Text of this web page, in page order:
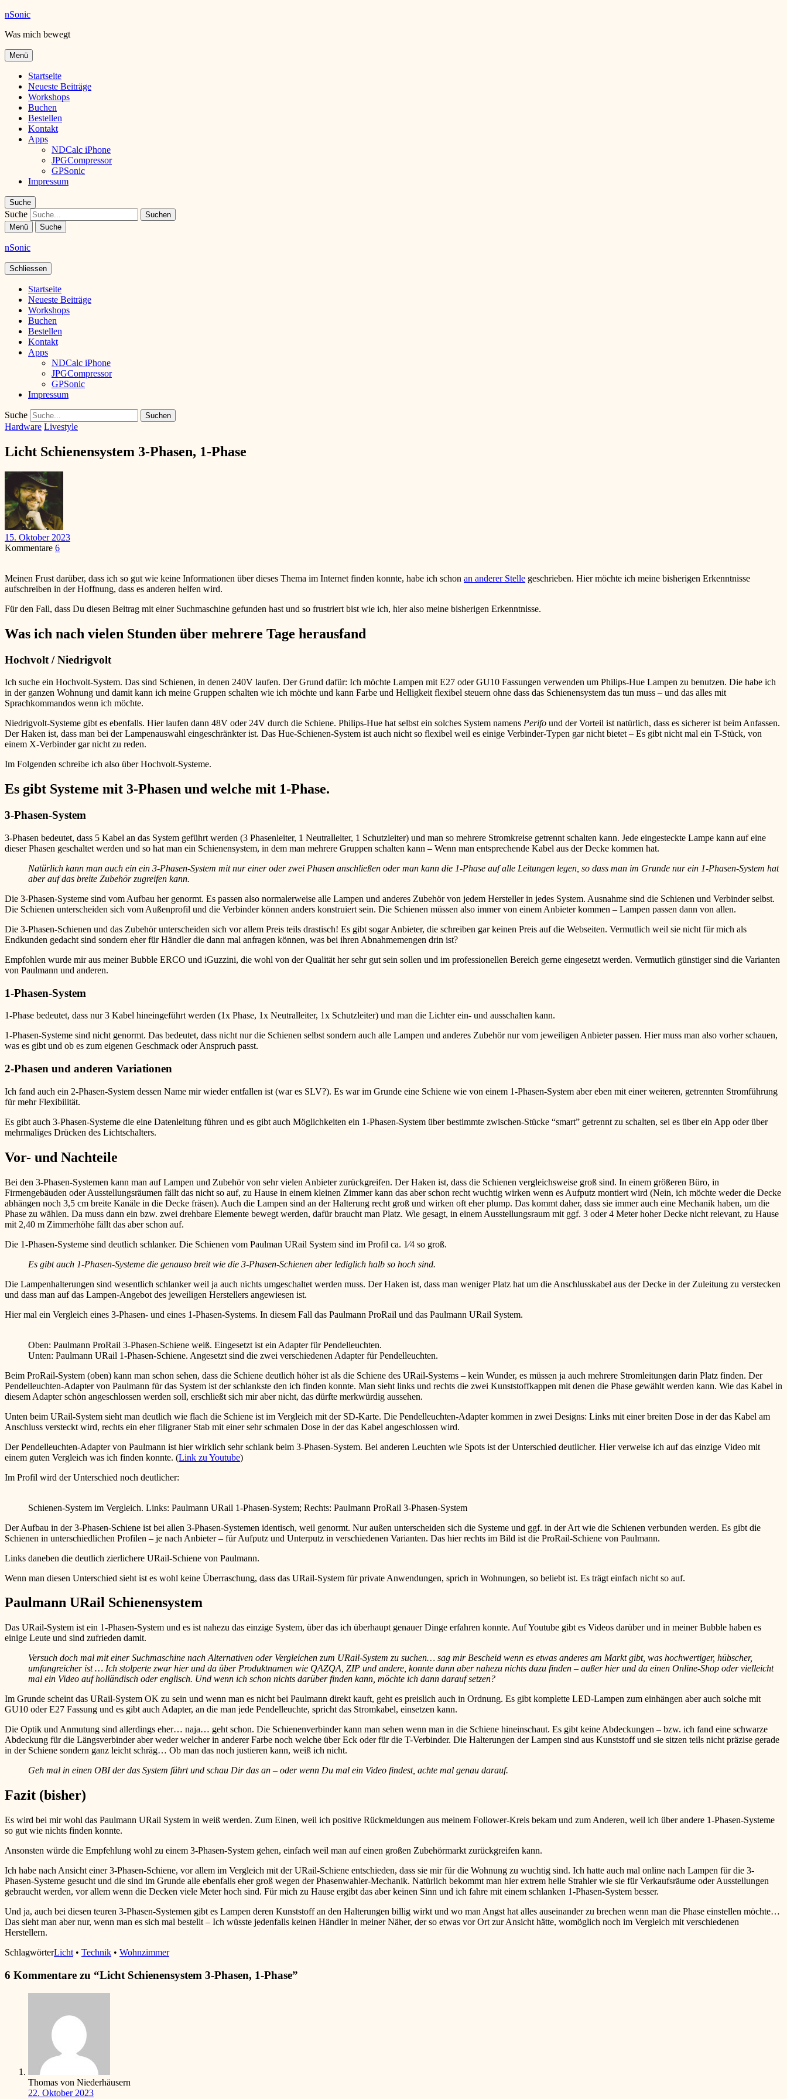
nSonic
Was mich bewegt
Menü
Startseite
Neueste Beiträge
Workshops
Buchen
Bestellen
Kontakt
Apps
NDCalc iPhone
JPGCompressor
GPSonic
Impressum
Suche
Suche
Menü Suche
nSonic
Schliessen
Startseite
Neueste Beiträge
Workshops
Buchen
Bestellen
Kontakt
Apps
NDCalc iPhone
JPGCompressor
GPSonic
Impressum
Suche
Hardware Livestyle
Licht Schienensystem 3-Phasen, 1-Phase
15. Oktober 2023
Kommentare 6
Meinen Frust darüber, dass ich so gut wie keine Informationen über dieses Thema im Internet finden konnte, habe ich schon an anderer Stelle geschrieben. Hier möchte ich meine bisherigen Erkenntnisse
aufschreiben in der Hoffnung, dass es anderen helfen wird.
Für den Fall, dass Du diesen Beitrag mit einer Suchmaschine gefunden hast und so frustriert bist wie ich, hier also meine bisherigen Erkenntnisse.
Was ich nach vielen Stunden über mehrere Tage herausfand
Hochvolt / Niedrigvolt
Ich suche ein Hochvolt-System. Das sind Schienen, in denen 240V laufen. Der Grund dafür: Ich möchte Lampen mit E27 oder GU10 Fassungen verwenden um Philips-Hue Lampen zu benutzen. Die habe ich
in der ganzen Wohnung und damit kann ich meine Gruppen schalten wie ich möchte und kann Farbe und Helligkeit flexibel steuern ohne dass das Schienensystem das tun muss – und das alles mit
Sprachkommandos wenn ich möchte.
Niedrigvolt-Systeme gibt es ebenfalls. Hier laufen dann 48V oder 24V durch die Schiene. Philips-Hue hat selbst ein solches System namens Perifo und der Vorteil ist natürlich, dass es sicherer ist beim Anfassen.
Der Haken ist, dass man bei der Lampenauswahl eingeschränkter ist. Das Hue-Schienen-System ist auch nicht so flexibel weil es einige Verbinder-Typen gar nicht bietet – Es gibt nicht mal ein T-Stück, von
einem X-Verbinder gar nicht zu reden.
Im Folgenden schreibe ich also über Hochvolt-Systeme.
Es gibt Systeme mit 3-Phasen und welche mit 1-Phase.
3-Phasen-System
3-Phasen bedeutet, dass 5 Kabel an das System geführt werden (3 Phasenleiter, 1 Neutralleiter, 1 Schutzleiter) und man so mehrere Stromkreise getrennt schalten kann. Jede eingesteckte Lampe kann auf eine
dieser Phasen geschaltet werden und so hat man ein Schienensystem, in dem man mehrere Gruppen schalten kann – Wenn man entsprechende Kabel aus der Decke kommen hat.
Natürlich kann man auch ein ein 3-Phasen-System mit nur einer oder zwei Phasen anschließen oder man kann die 1-Phase auf alle Leitungen legen, so dass man im Grunde nur ein 1-Phasen-System hat
aber auf das breite Zubehör zugreifen kann.
Die 3-Phasen-Systeme sind vom Aufbau her genormt. Es passen also normalerweise alle Lampen und anderes Zubehör von jedem Hersteller in jedes System. Ausnahme sind die Schienen und Verbinder selbst.
Die Schienen unterscheiden sich vom Außenprofil und die Verbinder können anders konstruiert sein. Die Schienen müssen also immer von einem Anbieter kommen – Lampen passen dann von allen.
Die 3-Phasen-Schienen und das Zubehör unterscheiden sich vor allem Preis teils drastisch! Es gibt sogar Anbieter, die schreiben gar keinen Preis auf die Webseiten. Vermutlich weil sie nicht für mich als
Endkunden gedacht sind sondern eher für Händler die dann mal anfragen können, was bei ihren Abnahmemengen drin ist?
Empfohlen wurde mir aus meiner Bubble ERCO und iGuzzini, die wohl von der Qualität her sehr gut sein sollen und im professionellen Bereich gerne eingesetzt werden. Vermutlich günstiger sind die Varianten
von Paulmann und anderen.
1-Phasen-System
1-Phase bedeutet, dass nur 3 Kabel hineingeführt werden (1x Phase, 1x Neutralleiter, 1x Schutzleiter) und man die Lichter ein- und ausschalten kann.
1-Phasen-Systeme sind nicht genormt. Das bedeutet, dass nicht nur die Schienen selbst sondern auch alle Lampen und anderes Zubehör nur vom jeweiligen Anbieter passen. Hier muss man also vorher schauen,
was es gibt und ob es zum eigenen Geschmack oder Anspruch passt.
2-Phasen und anderen Variationen
Ich fand auch ein 2-Phasen-System dessen Name mir wieder entfallen ist (war es SLV?). Es war im Grunde eine Schiene wie von einem 1-Phasen-System aber eben mit einer weiteren, getrennten Stromführung
für mehr Flexibilität.
Es gibt auch 3-Phasen-Systeme die eine Datenleitung führen und es gibt auch Möglichkeiten ein 1-Phasen-System über bestimmte zwischen-Stücke “smart” getrennt zu schalten, sei es über ein App oder über
mehrmaliges Drücken des Lichtschalters.
Vor- und Nachteile
Bei den 3-Phasen-Systemen kann man auf Lampen und Zubehör von sehr vielen Anbieter zurückgreifen. Der Haken ist, dass die Schienen vergleichsweise groß sind. In einem größeren Büro, in
Firmengebäuden oder Ausstellungsräumen fällt das nicht so auf, zu Hause in einem kleinen Zimmer kann das aber schon recht wuchtig wirken wenn es Aufputz montiert wird (Nein, ich möchte weder die Decke
abhängen noch 3,5 cm breite Kanäle in die Decke fräsen). Auch die Lampen sind an der Halterung recht groß und wirken oft eher plump. Das kommt daher, dass sie immer auch eine Mechanik haben, um die
Phase zu wählen. Da muss dann ein bzw. zwei drehbare Elemente bewegt werden, dafür braucht man Platz. Wie gesagt, in einem Ausstellungsraum mit ggf. 3 oder 4 Meter hoher Decke nicht relevant, zu Hause
mit 2,40 m Zimmerhöhe fällt das aber schon auf.
Die 1-Phasen-Systeme sind deutlich schlanker. Die Schienen vom Paulman URail System sind im Profil ca. 1⁄4 so groß.
Es gibt auch 1-Phasen-Systeme die genauso breit wie die 3-Phasen-Schienen aber lediglich halb so hoch sind.
Die Lampenhalterungen sind wesentlich schlanker weil ja auch nichts umgeschaltet werden muss. Der Haken ist, dass man weniger Platz hat um die Anschlusskabel aus der Decke in der Zuleitung zu verstecken
und dass man auf das Lampen-Angebot des jeweiligen Herstellers angewiesen ist.
Hier mal ein Vergleich eines 3-Phasen- und eines 1-Phasen-Systems. In diesem Fall das Paulmann ProRail und das Paulmann URail System.
Oben: Paulmann ProRail 3-Phasen-Schiene weiß. Eingesetzt ist ein Adapter für Pendelleuchten.
Unten: Paulmann URail 1-Phasen-Schiene. Angesetzt sind die zwei verschiedenen Adapter für Pendelleuchten.
Beim ProRail-System (oben) kann man schon sehen, dass die Schiene deutlich höher ist als die Schiene des URail-Systems – kein Wunder, es müssen ja auch mehrere Stromleitungen darin Platz finden. Der
Pendelleuchten-Adapter von Paulmann für das System ist der schlankste den ich finden konnte. Man sieht links und rechts die zwei Kunststoffkappen mit denen die Phase gewählt werden kann. Wie das Kabel in
diesem Adapter schön angeschlossen werden soll, erschließt sich mir aber nicht, das dürfte merkwürdig aussehen.
Unten beim URail-System sieht man deutlich wie flach die Schiene ist im Vergleich mit der SD-Karte. Die Pendelleuchten-Adapter kommen in zwei Designs: Links mit einer breiten Dose in der das Kabel am
Anschluss versteckt wird, rechts ein eher filigraner Stab mit einer sehr schmalen Dose in der das Kabel angeschlossen wird.
Der Pendelleuchten-Adapter von Paulmann ist hier wirklich sehr schlank beim 3-Phasen-System. Bei anderen Leuchten wie Spots ist der Unterschied deutlicher. Hier verweise ich auf das einzige Video mit
einem guten Vergleich was ich finden konnte. (Link zu Youtube)
Im Profil wird der Unterschied noch deutlicher:
Schienen-System im Vergleich. Links: Paulmann URail 1-Phasen-System; Rechts: Paulmann ProRail 3-Phasen-System
Der Aufbau in der 3-Phasen-Schiene ist bei allen 3-Phasen-Systemen identisch, weil genormt. Nur außen unterscheiden sich die Systeme und ggf. in der Art wie die Schienen verbunden werden. Es gibt die
Schienen in unterschiedlichen Profilen – je nach Anbieter – für Aufputz und Unterputz in verschiedenen Varianten. Das hier rechts im Bild ist die ProRail-Schiene von Paulmann.
Links daneben die deutlich zierlichere URail-Schiene von Paulmann.
Wenn man diesen Unterschied sieht ist es wohl keine Überraschung, dass das URail-System für private Anwendungen, sprich in Wohnungen, so beliebt ist. Es trägt einfach nicht so auf.
Paulmann URail Schienensystem
Das URail-System ist ein 1-Phasen-System und es ist nahezu das einzige System, über das ich überhaupt genauer Dinge erfahren konnte. Auf Youtube gibt es Videos darüber und in meiner Bubble haben es
einige Leute und sind zufrieden damit.
Versuch doch mal mit einer Suchmaschine nach Alternativen oder Vergleichen zum URail-System zu suchen… sag mir Bescheid wenn es etwas anderes am Markt gibt, was hochwertiger, hübscher,
umfangreicher ist … Ich stolperte zwar hier und da über Produktnamen wie QAZQA, ZIP und andere, konnte dann aber nahezu nichts dazu finden – außer hier und da einen Online-Shop oder vielleicht
mal ein Video auf holländisch oder englisch. Und wenn ich schon nichts darüber finden kann, möchte ich dann darauf setzen?
Im Grunde scheint das URail-System OK zu sein und wenn man es nicht bei Paulmann direkt kauft, geht es preislich auch in Ordnung. Es gibt komplette LED-Lampen zum einhängen aber auch solche mit
GU10 oder E27 Fassung und es gibt auch Adapter, an die man jede Pendelleuchte, spricht das Stromkabel, einsetzen kann.
Die Optik und Anmutung sind allerdings eher… naja… geht schon. Die Schienenverbinder kann man sehen wenn man in die Schiene hineinschaut. Es gibt keine Abdeckungen – bzw. ich fand eine schwarze
Abdeckung für die Längsverbinder aber weder welcher in anderer Farbe noch welche über Eck oder für die T-Verbinder. Die Halterungen der Lampen sind aus Kunststoff und sie sitzen teils nicht präzise gerade
in der Schiene sondern ganz leicht schräg… Ob man das noch justieren kann, weiß ich nicht.
Geh mal in einen OBI der das System führt und schau Dir das an – oder wenn Du mal ein Video findest, achte mal genau darauf.
Fazit (bisher)
Es wird bei mir wohl das Paulmann URail System in weiß werden. Zum Einen, weil ich positive Rückmeldungen aus meinem Follower-Kreis bekam und zum Anderen, weil ich über andere 1-Phasen-Systeme
so gut wie nichts finden konnte.
Ansonsten würde die Empfehlung wohl zu einem 3-Phasen-System gehen, einfach weil man auf einen großen Zubehörmarkt zurückgreifen kann.
Ich habe nach Ansicht einer 3-Phasen-Schiene, vor allem im Vergleich mit der URail-Schiene entschieden, dass sie mir für die Wohnung zu wuchtig sind. Ich hatte auch mal online nach Lampen für die 3-
Phasen-Systeme gesucht und die sind im Grunde alle ebenfalls eher groß wegen der Phasenwahler-Mechanik. Natürlich bekommt man hier extrem helle Strahler wie sie für Verkaufsräume oder Ausstellungen
gebraucht werden, vor allem wenn die Decken viele Meter hoch sind. Für mich zu Hause ergibt das aber keinen Sinn und ich fahre mit einem schlanken 1-Phasen-System besser.
Und ja, auch bei diesen teuren 3-Phasen-Systemen gibt es Lampen deren Kunststoff an den Halterungen billig wirkt und wo man Angst hat alles auseinander zu brechen wenn man die Phase einstellen möchte…
Das sieht man aber nur, wenn man es sich mal bestellt – Ich wüsste jedenfalls keinen Händler in meiner Näher, der so etwas vor Ort zur Ansicht hätte, womöglich noch im Vergleich mit verschiedenen
Herstellern.
SchlagwörterLicht • Technik • Wohnzimmer
6 Kommentare zu “Licht Schienensystem 3-Phasen, 1-Phase”
Thomas von Niederhäusern
22. Oktober 2023